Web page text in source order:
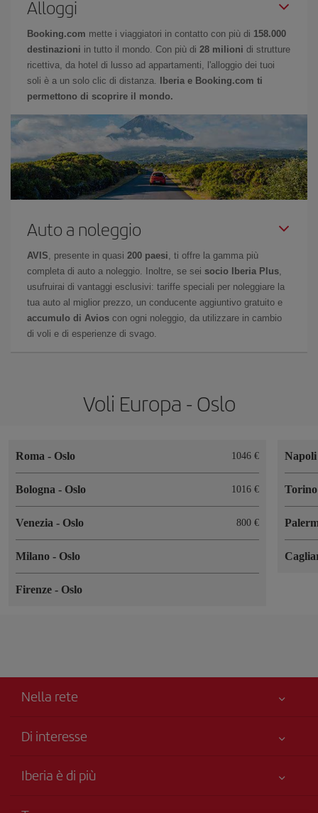
Alloggi
Booking.com mette i viaggiatori in contatto con più di 158.000
destinazioni in tutto il mondo. Con più di 28 milioni di strutture
ricettiva, da hotel di lusso ad appartamenti, l'alloggio dei tuoi
soli è a un solo clic di distanza.
Iberia e Booking.com ti
permettono di scoprire il mondo.
Auto a noleggio
AVIS , presente in quasi 200 paesi , ti offre la gamma più
completa di auto a noleggio. Inoltre, se sei socio Iberia Plus
usufruirai di vantaggi esclusivi: tariffe speciali per noleggiare la
tua auto al miglior prezzo, un conducente aggiuntivo gratuito e
accumulo di Avios con ogni noleggio, da utilizzare in cambio
di voli e di esperienze di svago.
Voli Europa - Oslo
Roma - Oslo 1046 €
Bologna - Oslo 1016 €
Venezia - Oslo 800 €
Milano - Oslo
Firenze - Oslo
Nella rete
Di interesse
La Sua sicurezza è una priorità
Iberia è di più